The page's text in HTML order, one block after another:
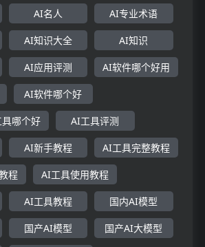
AI名人 AI专业术语
AI知识大全 AI知识
AI应用评测 AI软件哪个好用
AI软件哪个好
哪个好 AI工具评测
AI新手教程 AI工具完整教程
程 AI工具使用教程
AI工具教程 国内AI模型
国产AI模型 国产AI大模型